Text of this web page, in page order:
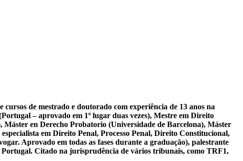
de mestrado e doutorado com experiência de 13 anos na
– aprovado em 1º lugar duas vezes), Mestre em Direito
en Derecho Probatorio (Universidade de Barcelona), Máster
em Direito Penal, Processo Penal, Direito Constitucional,
Aprovado em todas as fases durante a graduação), palestrante
Portugal. Citado na jurisprudência de vários tribunais, como TRF1,